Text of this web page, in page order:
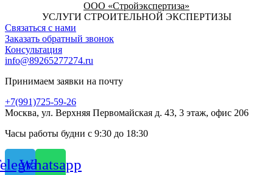
ООО «Стройэкспертиза»
УСЛУГИ СТРОИТЕЛЬНОЙ ЭКСПЕРТИЗЫ
Связаться с нами
Заказать обратный звонок
Консультация
info@89265277274.ru
Принимаем заявки на почту
+7(991)725-59-26
Москва, ул. Верхняя Первомайская д. 43, 3 этаж, офис 206
Часы работы будни с 9:30 до 18:30
Whatsapp